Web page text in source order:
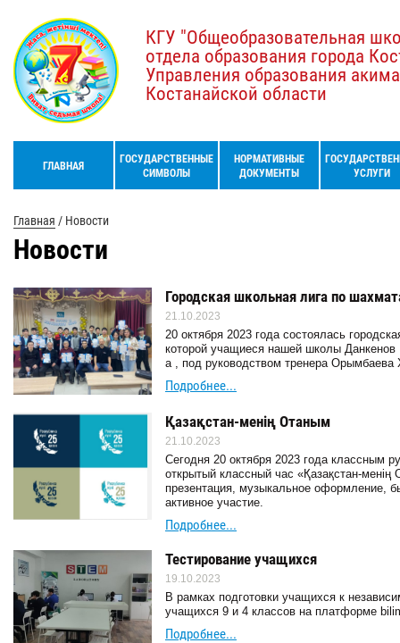
КГУ "Общеобразовательная
отдела образования города
Управления образования
Костанайской области
ГЛАВНАЯ
ГОСУДАРСТВЕННЫЕ
СИМВОЛЫ
НОРМАТИВНЫЕ
ДОКУМЕНТЫ
УСЛУГИ
Главная / Новости
Новости
Городская школьная лига по
21.10.2023
20 октября 2023 года состоялась
которой учащиеся нашей школы
а , под руководством тренера Орымбаева
Подробнее...
Қазақстан-менің Отаным
21.10.2023
Сегодня 20 октября 2023 года классным
открытый классный час «Қазақстан-
презентация, музыкальное оформление,
активное участие.
Подробнее...
Тестирование учащихся
19.10.2023
В рамках подготовки учащихся к
учащихся 9 и 4 классов на платформе
Подробнее...